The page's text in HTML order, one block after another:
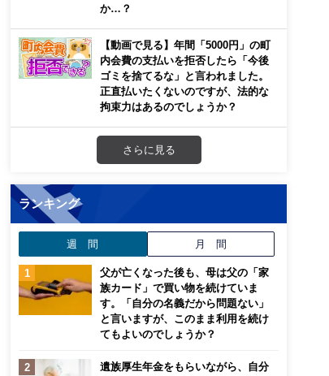
か…？
【動画で見る】年間「5000円」の町
内会費の支払いを拒否したら「今後
ゴミを捨てるな」と言われました。
正直払いたくないのですが、法的な
拘束力はあるのでしょうか？
さらに見る
ランキング
週 間 月 間
父が亡くなった後も、母は父の「家
族カード」で買い物を続けていま
す。「自分の名義だから問題ない」
と言いますが、このまま利用を続け
てもよいのでしょうか？
遺族厚生年金をもらいながら、自分